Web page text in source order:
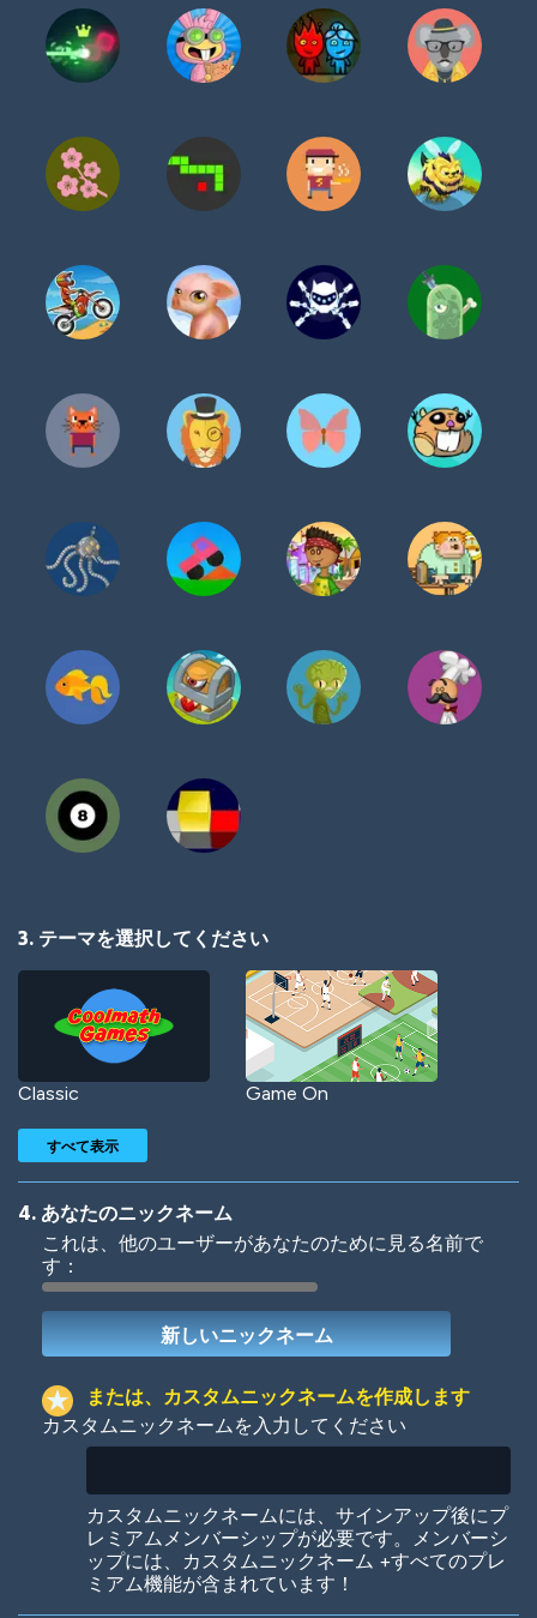
3. テーマを選択してください
Classic Game On
Woof
Colorful
すべて表示
4. あなたのニックネーム
これは、他のユーザーがあなたのために見る名前で
す：
または、カスタムニックネームを作成します
カスタムニックネームを入力してください
カスタムニックネームには、サインアップ後にプ
レミアムメンバーシップが必要です。メンバーシ
ップには、カスタムニックネーム +すべてのプレ
ミアム機能が含まれています！